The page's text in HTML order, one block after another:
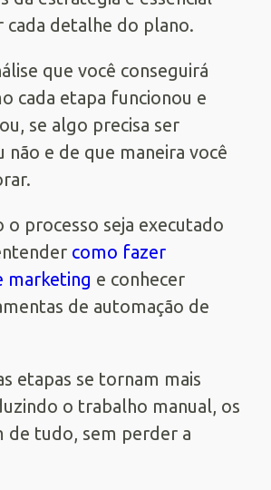
cada detalhe do plano.
que você conseguirá
cada etapa funcionou e
se algo precisa ser
não e de que maneira você
o processo seja executado
como fazer
marketing e conhecer
de automação de
etapas se tornam mais
o trabalho manual, os
de tudo, sem perder a